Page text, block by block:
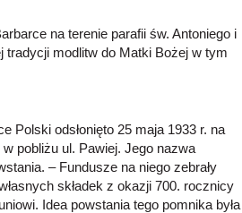
na terenie parafii św. Antoniego i
tradycji modlitw do Matki Bożej w tym
Polski odsłonięto 25 maja 1933 r. na
pobliżu ul. Pawiej. Jego nazwa
– Fundusze na niego zebrały
składek z okazji 700. rocznicy
Idea powstania tego pomnika była